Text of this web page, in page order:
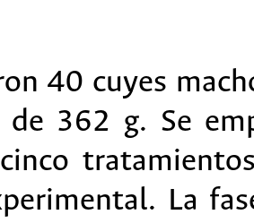
40 cuyes
de 362 g. Se
La